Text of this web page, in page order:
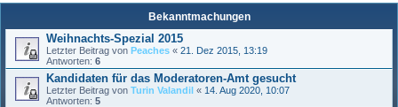
Bekanntmachungen
Weihnachts-Spezial 2015
Letzter Beitrag von Peaches « 21. Dez 2015, 13:19
Antworten: 6
Kandidaten für das Moderatoren-Amt gesucht
Letzter Beitrag von Turin Valandil « 14. Aug 2020, 10:07
Antworten: 5